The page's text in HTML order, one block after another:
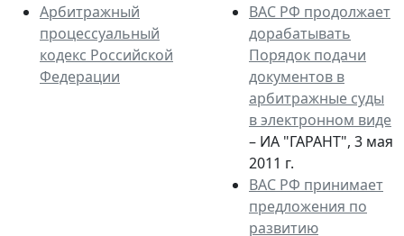
Арбитражный
процессуальный
кодекс Российской
Федерации
ВАС РФ продолжает
дорабатывать
Порядок подачи
документов в
арбитражные суды
в электронном виде
– ИА "ГАРАНТ", 3 мая
2011 г.
ВАС РФ принимает
предложения по
развитию